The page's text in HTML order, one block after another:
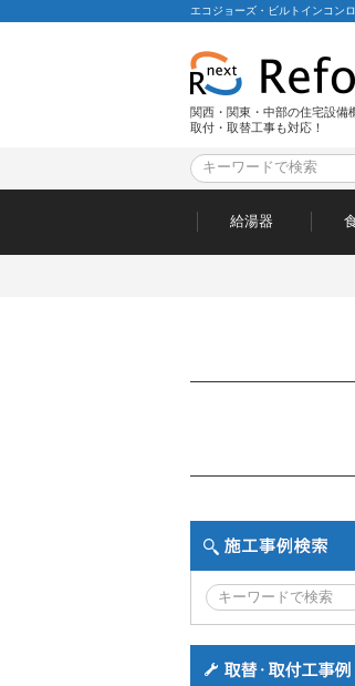
エコジョーズ・ビルトインコン
関西・関東・中部の住宅設備
取付・取替工事も対応！
給湯器